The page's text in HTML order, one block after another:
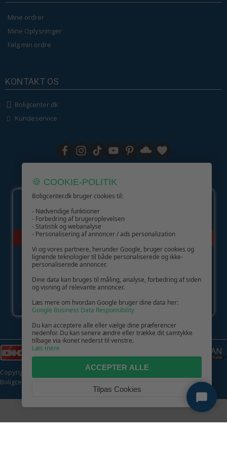
Mine ordrer
Mine Oplysninger
Følg min ordre
KONTAKT OS
Boligcenter.dk
Kundeservice
GIV GLÆDE MED ET GAVEKORT!
Copyright © 2026 | CVR: DK41222093 | Alle rettigheder forbeholdes |
Boligcenter.dk
🍪 COOKIE-POLITIK
Boligcenter.dk bruger cookies til:
- Nødvendige funktioner
- Forbedring af brugeroplevelsen
- Statistik og webanalyse
- Personalisering af annoncer / ads personalization
Vi og vores partnere, herunder Google, bruger cookies og
lignende teknologier til både personaliserede og ikke-
personaliserede annoncer.
Dine data kan bruges til måling, analyse, forbedring af siden
og visning af relevante annoncer.
Læs mere om hvordan Google bruger dine data her:
Google Business Data Responsibility
Du kan acceptere alle eller vælge dine præferencer
nedenfor. Du kan senere ændre eller trække dit samtykke
tilbage via ikonet nederst til venstre.
Læs mere
ACCEPTER ALLE
Tilpas Cookies